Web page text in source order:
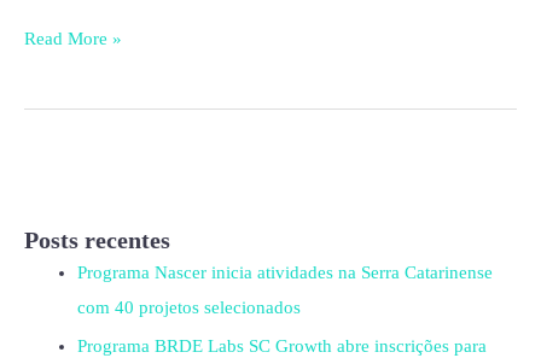
Read More »
Posts recentes
Programa Nascer inicia atividades na Serra Catarinense
com 40 projetos selecionados
Programa BRDE Labs SC Growth abre inscrições para